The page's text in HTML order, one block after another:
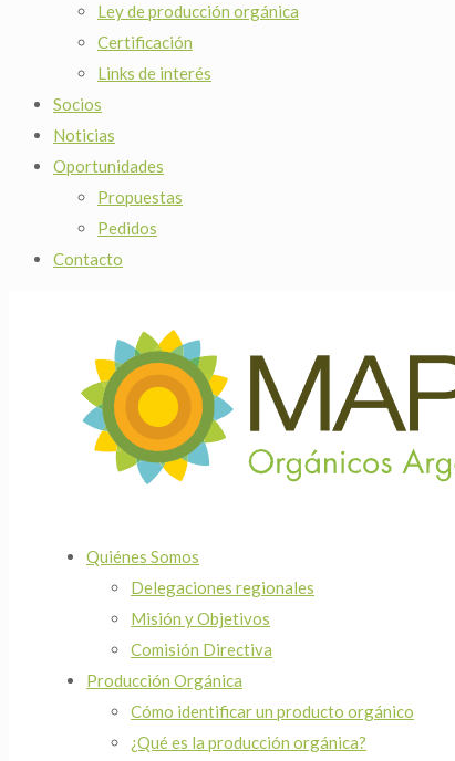
Ley de producción orgánica
Certificación
Links de interés
Socios
Noticias
Oportunidades
Propuestas
Pedidos
Contacto
Quiénes Somos
Delegaciones regionales
Misión y Objetivos
Comisión Directiva
Producción Orgánica
Cómo identificar un producto orgánico
¿Qué es la producción orgánica?